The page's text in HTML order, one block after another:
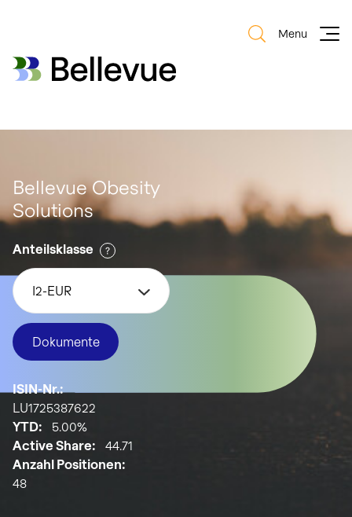
Bellevue Group AG
Menu
Bellevue Obesity
Solutions
Anteilsklasse
I2-EUR
Dokumente
ISIN-Nr.:
LU1725387622
YTD:
5.00%
Active Share:
44.71
Anzahl Positionen:
48